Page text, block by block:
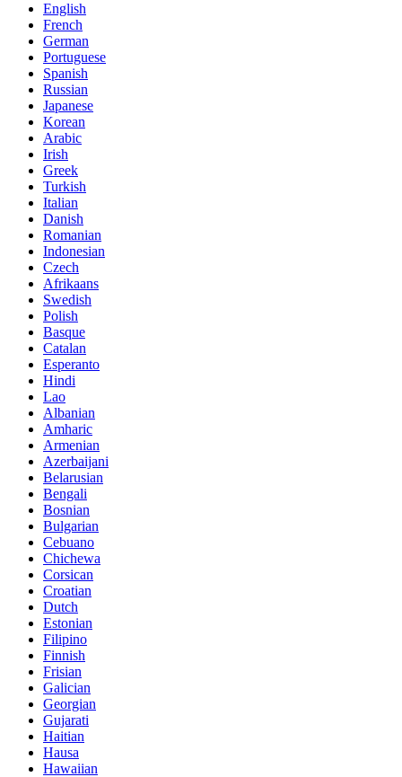
English
French
German
Portuguese
Spanish
Russian
Japanese
Korean
Arabic
Irish
Greek
Turkish
Italian
Danish
Romanian
Indonesian
Czech
Afrikaans
Swedish
Polish
Basque
Catalan
Esperanto
Hindi
Lao
Albanian
Amharic
Armenian
Azerbaijani
Belarusian
Bengali
Bosnian
Bulgarian
Cebuano
Chichewa
Corsican
Croatian
Dutch
Estonian
Filipino
Finnish
Frisian
Galician
Georgian
Gujarati
Haitian
Hausa
Hawaiian